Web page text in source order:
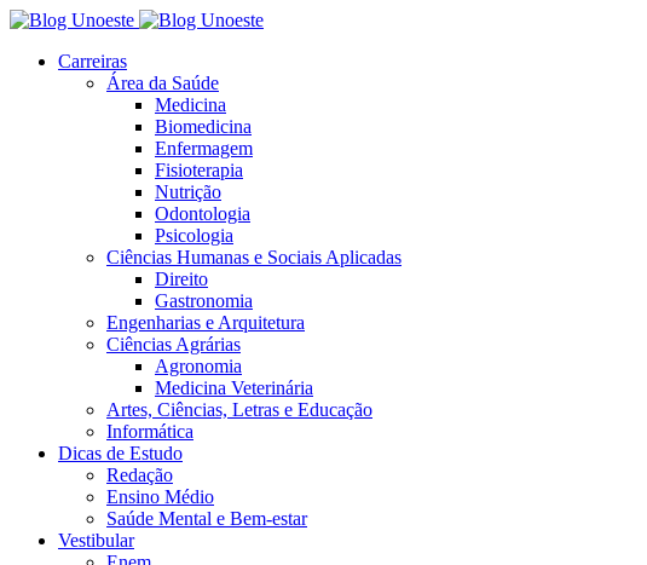
Carreiras
Área da Saúde
Medicina
Biomedicina
Enfermagem
Fisioterapia
Nutrição
Odontologia
Psicologia
Ciências Humanas e Sociais Aplicadas
Direito
Gastronomia
Engenharias e Arquitetura
Ciências Agrárias
Agronomia
Medicina Veterinária
Artes, Ciências, Letras e Educação
Informática
Dicas de Estudo
Redação
Ensino Médio
Saúde Mental e Bem-estar
Vestibular